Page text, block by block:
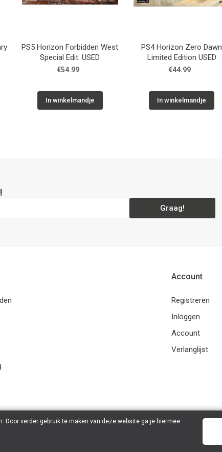
PS5 Horizon Forbidden West
Special Edit. USED
€54.99
In winkelmandje
PS4 Horizon Zero Dawn
Limited Edition USED
€44.99
In winkelmandje
Graag!
Account
Registreren
Inloggen
Account
Verlanglijst
verder gebruik te maken van deze website ga je hiermee